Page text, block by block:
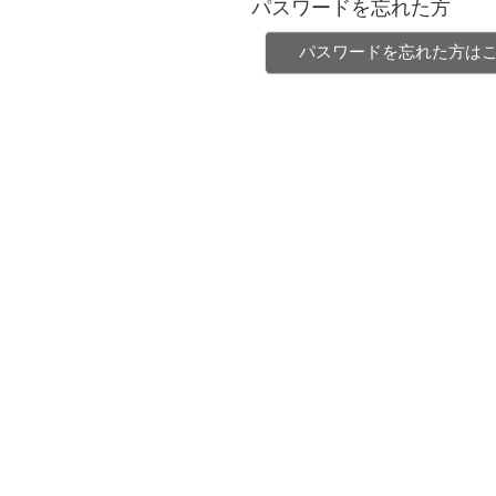
パスワードを忘れた方
パスワードを忘れた方は